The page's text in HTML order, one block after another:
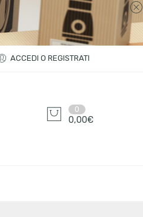
ACCEDI O REGISTRATI
0
0,00€